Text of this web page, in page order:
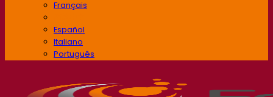
Français
Español
Italiano
Português